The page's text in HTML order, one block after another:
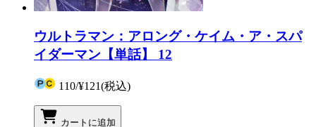
ウルトラマン：アロング・ケイム・ア・スパ
イダーマン【単話】 12
110/¥121(税込)
カートに追加